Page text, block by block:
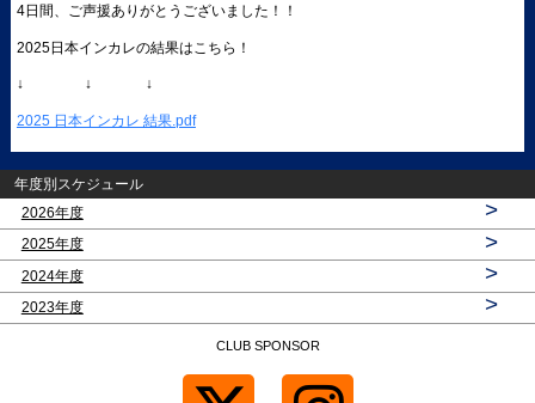
4日間、ご声援ありがとうございました！！
2025日本インカレの結果はこちら！
↓ ↓ ↓
2025 日本インカレ 結果.pdf
年度別スケジュール
2026年度
>
2025年度 >
2024年度 >
2023年度 >
CLUB SPONSOR